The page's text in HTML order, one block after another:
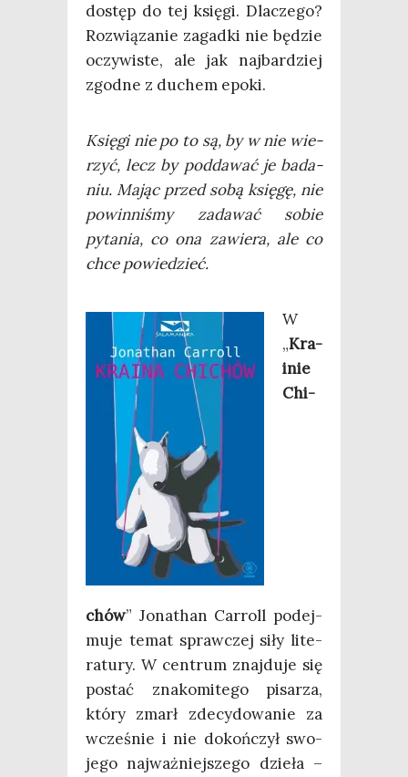
dostęp do tej księ­gi. Dla­cze­go?
Roz­wią­za­nie zagad­ki nie będzie
oczy­wi­ste, ale jak naj­bar­dziej
zgod­ne z duchem epoki.
Księ­gi nie po to są, by w nie wie­
rzyć, lecz by pod­da­wać je bada­
niu. Mając przed sobą księ­gę, nie
powin­ni­śmy zada­wać sobie
pyta­nia, co ona zawie­ra, ale co
chce powiedzieć.
W
„Kra­
inie
Chi­
chów” Jona­than Car­roll podej­
mu­je temat spraw­czej siły lite­
ra­tu­ry. W cen­trum znaj­du­je się
postać zna­ko­mi­te­go pisa­rza,
któ­ry zmarł zde­cy­do­wa­nie za
wcze­śnie i nie dokoń­czył swo­
je­go naj­waż­niej­sze­go dzie­ła –